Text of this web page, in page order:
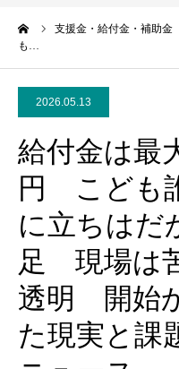
支援金・給付金・補助金
も…
2026.05.13
給付金は最
円 こども
に立ちはだ
足 現場は
透明 開始
た現実と課